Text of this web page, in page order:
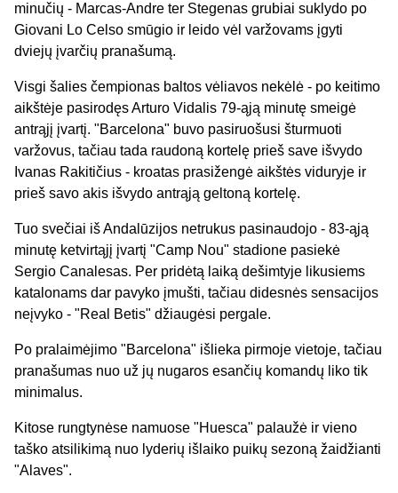
minučių - Marcas-Andre ter Stegenas grubiai suklydo po
Giovani Lo Celso smūgio ir leido vėl varžovams įgyti
dviejų įvarčių pranašumą.
Visgi šalies čempionas baltos vėliavos nekėlė - po keitimo
aikštėje pasirodęs Arturo Vidalis 79-ąją minutę smeigė
antrąjį įvartį. "Barcelona" buvo pasiruošusi šturmuoti
varžovus, tačiau tada raudoną kortelę prieš save išvydo
Ivanas Rakitičius - kroatas prasižengė aikštės viduryje ir
prieš savo akis išvydo antrąją geltoną kortelę.
Tuo svečiai iš Andalūzijos netrukus pasinaudojo - 83-ąją
minutę ketvirtąjį įvartį "Camp Nou" stadione pasiekė
Sergio Canalesas. Per pridėtą laiką dešimtyje likusiems
katalonams dar pavyko įmušti, tačiau didesnės sensacijos
neįvyko - "Real Betis" džiaugėsi pergale.
Po pralaimėjimo "Barcelona" išlieka pirmoje vietoje, tačiau
pranašumas nuo už jų nugaros esančių komandų liko tik
minimalus.
Kitose rungtynėse namuose "Huesca" palaužė ir vieno
taško atsilikimą nuo lyderių išlaiko puikų sezoną žaidžianti
"Alaves".